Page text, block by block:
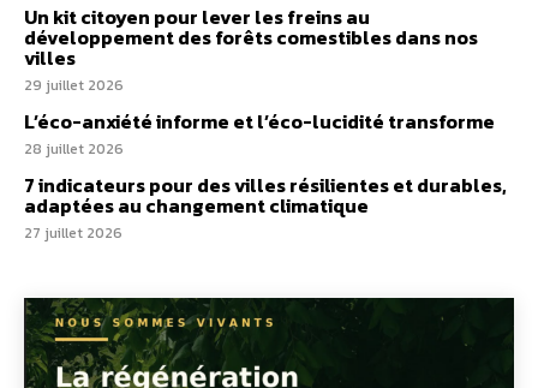
Un kit citoyen pour lever les freins au
développement des forêts comestibles dans nos
villes
29 juillet 2026
L’éco-anxiété informe et l’éco-lucidité transforme
28 juillet 2026
7 indicateurs pour des villes résilientes et durables,
adaptées au changement climatique
27 juillet 2026